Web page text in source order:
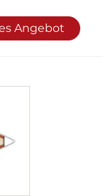
Angebot